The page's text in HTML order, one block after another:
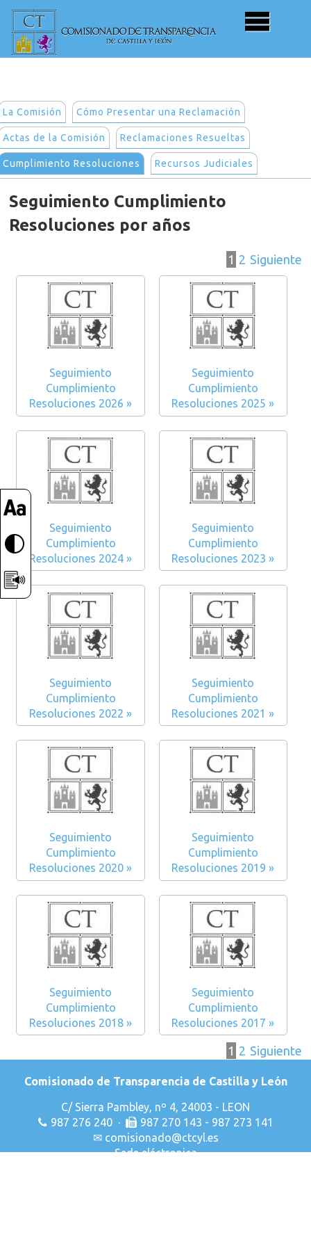
La Comisión Cómo Presentar una Reclamación
Actas de la Comisión Reclamaciones Resueltas
Cumplimiento Resoluciones Recursos Judiciales
Seguimiento Cumplimiento
Resoluciones por años
1 2 Siguiente
Seguimiento
Cumplimiento
Resoluciones 2026 »
Seguimiento
Cumplimiento
Resoluciones 2025 »
Seguimiento
Cumplimiento
Resoluciones 2024 »
Seguimiento
Cumplimiento
Resoluciones 2023 »
Seguimiento
Cumplimiento
Resoluciones 2022 »
Seguimiento
Cumplimiento
Resoluciones 2021 »
Seguimiento
Cumplimiento
Resoluciones 2020 »
Seguimiento
Cumplimiento
Resoluciones 2019 »
Seguimiento
Cumplimiento
Resoluciones 2018 »
Seguimiento
Cumplimiento
Resoluciones 2017 »
1 2 Siguiente
Comisionado de Transparencia de Castilla y León
C/ Sierra Pambley, nº 4, 24003 - LEON
987 276 240 ·
987 270 143 - 987 273 141
✉ comisionado@ctcyl.es
Sede eléctronica